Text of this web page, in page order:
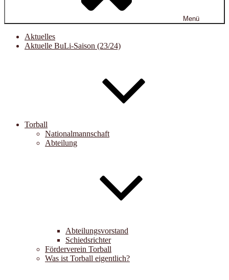
Menü
Aktuelles
Aktuelle BuLi-Saison (23/24)
Torball
Nationalmannschaft
Abteilung
Abteilungsvorstand
Schiedsrichter
Förderverein Torball
Was ist Torball eigentlich?